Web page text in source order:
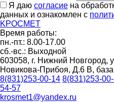
Я даю согласие на
данных и ознакомлен с
KРОСМ ЕТ
Время работы:
пн.-пт.: 8.00-17.00
сб.-вс.: Выходной
603058, г. Нижний Новгород,
Новикова-Прибоя, Д.6 В,
8(831)253-00-14 8(831)253-
54-57
krosmet1@yandex.ru